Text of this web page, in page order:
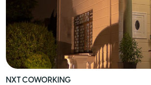
NXT COWORKING